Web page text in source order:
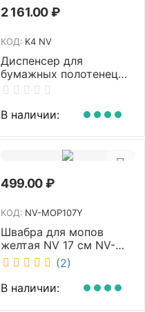
2 161.00₽
КОД: K4 NV
Диспенсер для
бумажных полотенец
NV белый K4 NV
В наличии:
499.00₽
КОД: NV-MOP107Y
Швабра для мопов
желтая NV 17 см NV-
MOP107Y (2)
В наличии: